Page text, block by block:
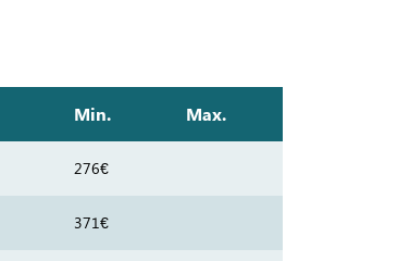
Min. Max.
276€
371€